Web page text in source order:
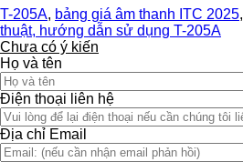
T-205A, bảng giá âm thanh ITC 2025,
thuật, hướng dẫn sử dụng T-205A
Chưa có ý kiến
Họ và tên
Điện thoại liên hệ
Địa chỉ Email